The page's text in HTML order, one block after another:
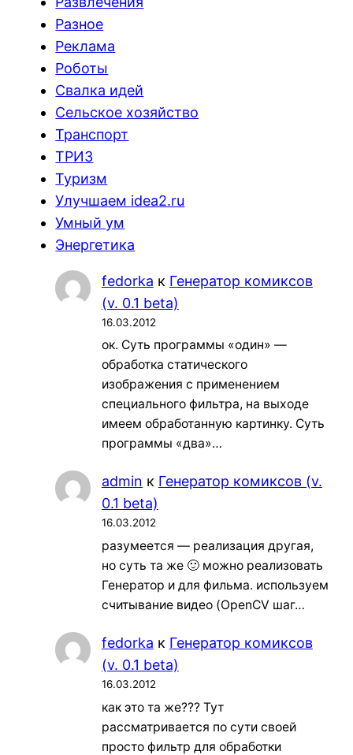
Разное
Реклама
Роботы
Свалка идей
Сельское хозяйство
Транспорт
ТРИЗ
Туризм
Улучшаем idea2.ru
Умный ум
Энергетика
fedorka к Генератор комиксов
(v. 0.1 beta)
16.03.2012
ок. Суть программы «один» —
обработка статического
изображения с применением
специального фильтра, на выходе
имеем обработанную картинку. Суть
программы «два»…
admin к Генератор комиксов (v.
0.1 beta)
16.03.2012
разумеется — реализация другая,
но суть та же 🙂 можно реализовать
Генератор и для фильма. используем
считывание видео (OpenCV шаг…
fedorka к Генератор комиксов
(v. 0.1 beta)
16.03.2012
как это та же??? Тут
рассматривается по сути своей
просто фильтр для обработки